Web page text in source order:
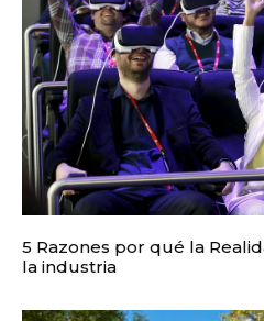
5 Razones por qué la
la industria